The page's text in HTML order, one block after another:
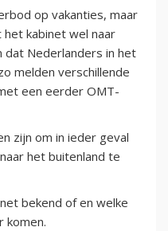
op vakanties, maar
kabinet wel naar
dat Nederlanders in het
melden verschillende
een eerder OMT-
zijn om in ieder geval
het buitenland te
bekend of en welke
komen.